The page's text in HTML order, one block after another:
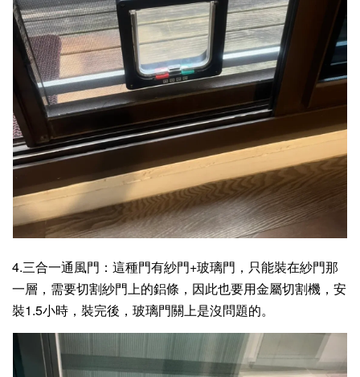
4.三合一通風門：這種門有紗門+玻璃門，只能裝在紗門那
一層，需要切割紗門上的鋁條，因此也要用金屬切割機，安
裝1.5小時，裝完後，玻璃門關上是沒問題的。